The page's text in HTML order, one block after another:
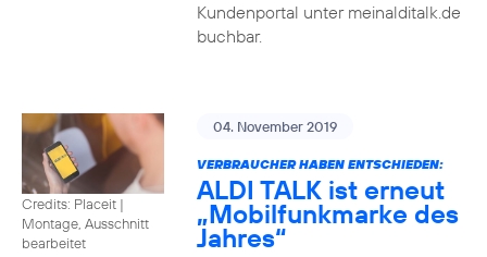
Kundenportal unter meinalditalk.de
buchbar.
Credits: Placeit |
Montage, Ausschnitt
bearbeitet
04. November 2019
VERBRAUCHER HABEN ENTSCHIEDEN:
ALDI TALK ist erneut
„Mobilfunkmarke des
Jahres“